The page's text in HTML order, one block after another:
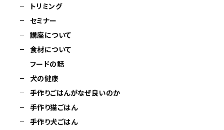
トリミング
セミナー
講座について
食材について
フードの話
犬の健康
手作りごはんがなぜ良いのか
手作り猫ごはん
手作り犬ごはん